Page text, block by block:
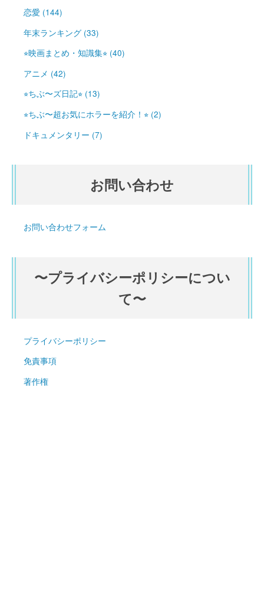
恋愛 (144)
年末ランキング (33)
⭐︎映画まとめ・知識集⭐︎ (40)
アニメ (42)
⭐︎ちぶ〜ズ日記⭐︎ (13)
⭐︎ちぶ〜超お気にホラーを紹介！⭐︎ (2)
ドキュメンタリー (7)
お問い合わせ
お問い合わせフォーム
〜プライバシーポリシーについ
て〜
プライバシーポリシー
免責事項
著作権